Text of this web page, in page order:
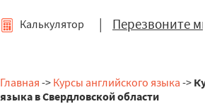
| Перезвоните
Калькулятор
Главная -> Курсы английского языка ->
языка в Свердловской области